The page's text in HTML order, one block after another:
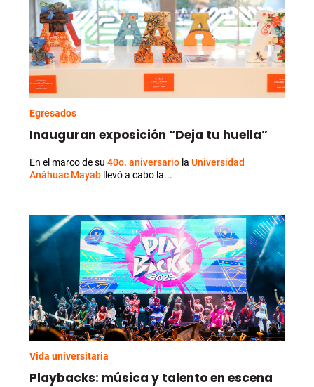
Egresados
Inauguran exposición “Deja tu huella”
En el marco de su40o. aniversario laUniversidad
Anáhuac Mayab llevó a cabo la...
Vida universitaria
Playbacks: música y talento en escena